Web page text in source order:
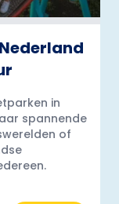
in
spannende
of